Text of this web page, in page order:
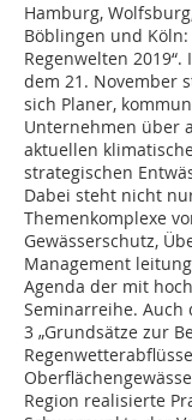
Hamburg,
Böblingen und
Regenwelten
dem 21. November
sich Planer,
Unternehmen über
aktuellen
strategischen
Dabei steht nicht
Themenkomplexe
Gewässerschutz,
Management
Agenda der mit
Seminarreihe. Auch
3 „Grundsätze zur
Region realisierte